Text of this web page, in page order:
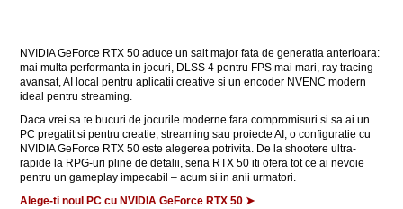
NVIDIA GeForce RTX 50 aduce un salt major fata de generatia anterioara:
mai multa performanta in jocuri, DLSS 4 pentru FPS mai mari, ray tracing
avansat, AI local pentru aplicatii creative si un encoder NVENC modern
ideal pentru streaming.
Daca vrei sa te bucuri de jocurile moderne fara compromisuri si sa ai un
PC pregatit si pentru creatie, streaming sau proiecte AI, o configuratie cu
NVIDIA GeForce RTX 50 este alegerea potrivita. De la shootere ultra-
rapide la RPG-uri pline de detalii, seria RTX 50 iti ofera tot ce ai nevoie
pentru un gameplay impecabil – acum si in anii urmatori.
Alege-ti noul PC cu NVIDIA GeForce RTX 50 ➤